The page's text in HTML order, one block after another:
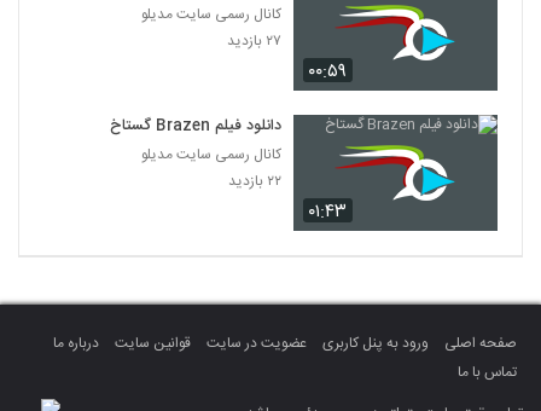
۰۰:۵۹
کانال رسمی سایت مدیلو
۲۷ بازدید
۰۱:۴۳
دانلود فیلم Brazen گستاخ
کانال رسمی سایت مدیلو
۲۲ بازدید
صفحه اصلی ورود به پنل کاربری عضویت در سایت قوانین سایت
درباره ما
تماس با ما